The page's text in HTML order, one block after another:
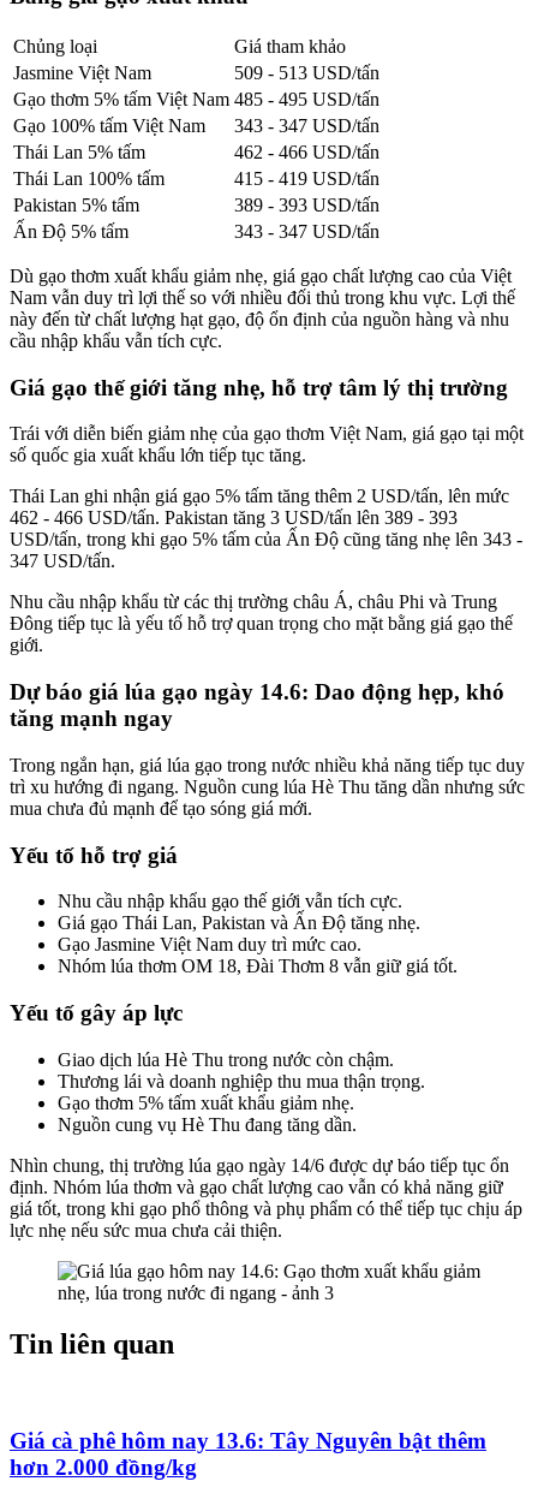
Chủng loại
Giá tham khảo
Jasmine Việt Nam
509 - 513 USD/tấn
Gạo thơm 5% tấm Việt Nam 485 - 495 USD/tấn
Gạo 100% tấm Việt Nam
343 - 347 USD/tấn
Thái Lan 5% tấm
462 - 466 USD/tấn
Thái Lan 100% tấm
415 - 419 USD/tấn
Pakistan 5% tấm
389 - 393 USD/tấn
Ấn Độ 5% tấm
343 - 347 USD/tấn
Dù gạo thơm xuất khẩu giảm nhẹ, giá gạo chất lượng cao của Việt
Nam vẫn duy trì lợi thế so với nhiều đối thủ trong khu vực. Lợi thế
này đến từ chất lượng hạt gạo, độ ổn định của nguồn hàng và nhu
cầu nhập khẩu vẫn tích cực.
Giá gạo thế giới tăng nhẹ, hỗ trợ tâm lý thị trường
Trái với diễn biến giảm nhẹ của gạo thơm Việt Nam, giá gạo tại một
số quốc gia xuất khẩu lớn tiếp tục tăng.
Thái Lan ghi nhận giá gạo 5% tấm tăng thêm 2 USD/tấn, lên mức
462 - 466 USD/tấn. Pakistan tăng 3 USD/tấn lên 389 - 393
USD/tấn, trong khi gạo 5% tấm của Ấn Độ cũng tăng nhẹ lên 343 -
347 USD/tấn.
Nhu cầu nhập khẩu từ các thị trường châu Á, châu Phi và Trung
Đông tiếp tục là yếu tố hỗ trợ quan trọng cho mặt bằng giá gạo thế
giới.
Dự báo giá lúa gạo ngày 14.6: Dao động hẹp, khó
tăng mạnh ngay
Trong ngắn hạn, giá lúa gạo trong nước nhiều khả năng tiếp tục duy
trì xu hướng đi ngang. Nguồn cung lúa Hè Thu tăng dần nhưng sức
mua chưa đủ mạnh để tạo sóng giá mới.
Yếu tố hỗ trợ giá
Nhu cầu nhập khẩu gạo thế giới vẫn tích cực.
Giá gạo Thái Lan, Pakistan và Ấn Độ tăng nhẹ.
Gạo Jasmine Việt Nam duy trì mức cao.
Nhóm lúa thơm OM 18, Đài Thơm 8 vẫn giữ giá tốt.
Yếu tố gây áp lực
Giao dịch lúa Hè Thu trong nước còn chậm.
Thương lái và doanh nghiệp thu mua thận trọng.
Gạo thơm 5% tấm xuất khẩu giảm nhẹ.
Nguồn cung vụ Hè Thu đang tăng dần.
Nhìn chung, thị trường lúa gạo ngày 14/6 được dự báo tiếp tục ổn
định. Nhóm lúa thơm và gạo chất lượng cao vẫn có khả năng giữ
giá tốt, trong khi gạo phổ thông và phụ phẩm có thể tiếp tục chịu áp
lực nhẹ nếu sức mua chưa cải thiện.
Tin liên quan
Giá cà phê hôm nay 13.6: Tây Nguyên bật thêm
hơn 2.000 đồng/kg